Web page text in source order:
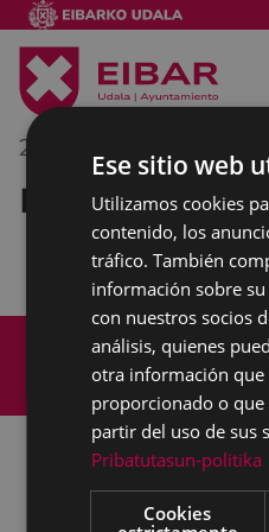
25/04/2018
Reunión
Política de cookies
Ese sitio web
Utilizamos cookies
contenido, los
tráfico. También
información sobre
con nuestros socios
análisis, quienes
otra información que
proporcionado o
partir del uso de sus
Pribatutasun-politika
Cookies